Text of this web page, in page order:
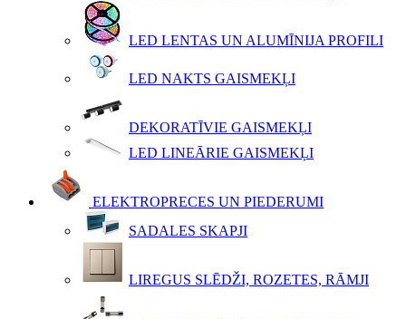
LED LENTAS UN ALUMĪNIJA PROFILI
LED NAKTS GAISMEKĻI
DEKORATĪVIE GAISMEKĻI
LED LINEĀRIE GAISMEKĻI
ELEKTROPRECES UN PIEDERUMI
SADALES SKAPJI
LIREGUS SLĒDŽI, ROZETES, RĀMJI